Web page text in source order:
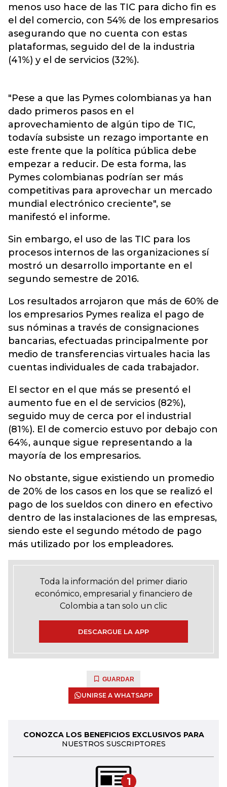
menos uso hace de las TIC para dicho fin es
el del comercio, con 54% de los empresarios
asegurando que no cuenta con estas
plataformas, seguido del de la industria
(41%) y el de servicios (32%).
"Pese a que las Pymes colombianas ya han
dado primeros pasos en el
aprovechamiento de algún tipo de TIC,
todavía subsiste un rezago importante en
este frente que la política pública debe
empezar a reducir. De esta forma, las
Pymes colombianas podrían ser más
competitivas para aprovechar un mercado
mundial electrónico creciente", se
manifestó el informe.
Sin embargo, el uso de las TIC para los
procesos internos de las organizaciones sí
mostró un desarrollo importante en el
segundo semestre de 2016.
Los resultados arrojaron que más de 60% de
los empresarios Pymes realiza el pago de
sus nóminas a través de consignaciones
bancarias, efectuadas principalmente por
medio de transferencias virtuales hacia las
cuentas individuales de cada trabajador.
El sector en el que más se presentó el
aumento fue en el de servicios (82%),
seguido muy de cerca por el industrial
(81%). El de comercio estuvo por debajo con
64%, aunque sigue representando a la
mayoría de los empresarios.
No obstante, sigue existiendo un promedio
de 20% de los casos en los que se realizó el
pago de los sueldos con dinero en efectivo
dentro de las instalaciones de las empresas,
siendo este el segundo método de pago
más utilizado por los empleadores.
Toda la información del primer diario
económico, empresarial y financiero de
Colombia a tan solo un clic
DESCARGUE LA APP
GUARDAR
UNIRSE A WHATSAPP
CONOZCA LOS BENEFICIOS EXCLUSIVOS PARA
NUESTROS SUSCRIPTORES
1